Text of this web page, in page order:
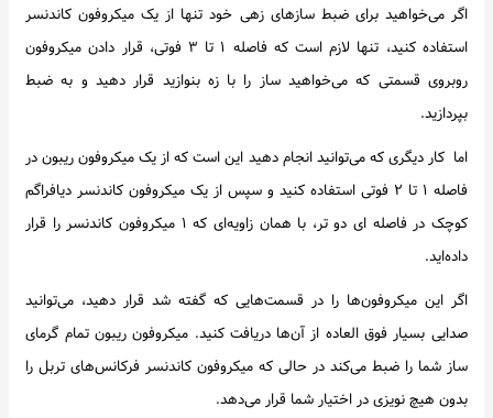
اگر می‌خواهید برای ضبط سازهای زهی خود تنها از یک میکروفون کاندنسر
استفاده کنید، تنها لازم است که فاصله ۱ تا ۳ فوتی، قرار دادن میکروفون
روبروی قسمتی که می‌خواهید ساز را با زه بنوازید قرار دهید و به ضبط
بپردازید.
اما کار دیگری که می‌توانید انجام دهید این است که از یک میکروفون ریبون در
فاصله ۱ تا ۲ فوتی استفاده کنید و سپس از یک میکروفون کاندنسر دیافراگم
کوچک در فاصله ای دو تر، با همان زاویه‌ای که ۱ میکروفون کاندنسر را قرار
داده‌اید.
اگر این میکروفون‌ها را در قسمت‌هایی که گفته شد قرار دهید، می‌توانید
صدایی بسیار فوق العاده از آن‌ها دریافت کنید. میکروفون ریبون تمام گرمای
ساز شما را ضبط می‌کند در حالی که میکروفون کاندنسر فرکانس‌های تربل را
بدون هیچ نویزی در اختیار شما قرار می‌دهد.